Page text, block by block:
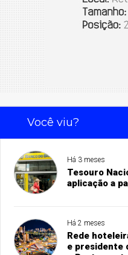
Você viu?
Há 3 meses
Tesouro
aplicação a
Há 2 meses
Rede
e presidente